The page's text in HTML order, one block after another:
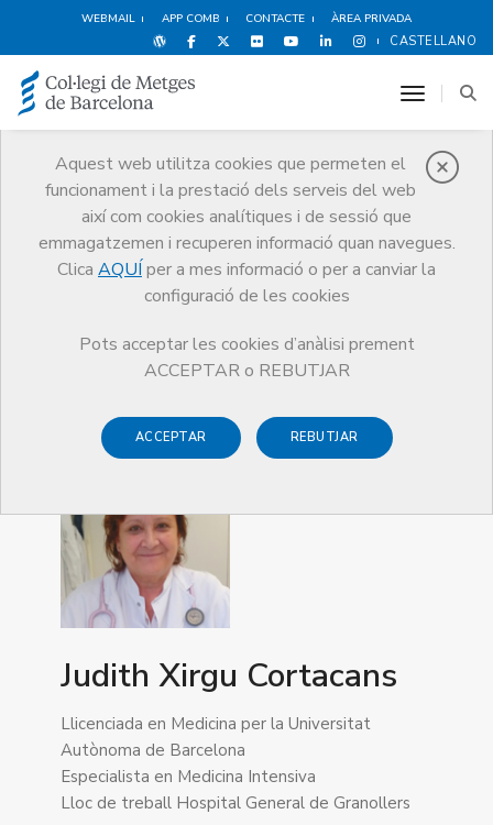
WEBMAIL APP COMB CONTACTE ÀREA PRIVADA
CASTELLANO
Aquest web utilitza cookies que permeten el
funcionament i la prestació dels serveis del web
així com cookies analítiques i de sessió que
emmagatzemen i recuperen informació quan navegues.
Clica AQUÍ per a mes informació o per a canviar la
configuració de les cookies
Pots acceptar les cookies d’anàlisi prement
ACCEPTAR o REBUTJAR
ACCEPTAR REBUTJAR
toggle
Premis
Premis Guardonat Edició 2018
Guardonat Edició 2018
Judith Xirgu Cortacans
Llicenciada en Medicina per la Universitat
Autònoma de Barcelona
Especialista en Medicina Intensiva
Lloc de treball Hospital General de Granollers